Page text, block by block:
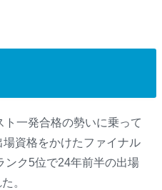
一発合格の勢いに乗って
資格をかけたファイナル
ンク5位で24年前半の出場
。